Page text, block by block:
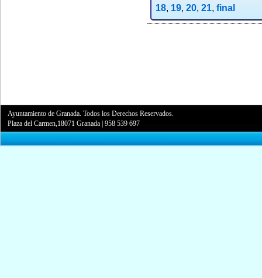
18, 19, 20, 21, final
Ayuntamiento de Granada. Todos los Derechos Reservados.
Plaza del Carmen,18071 Granada |958 539 697